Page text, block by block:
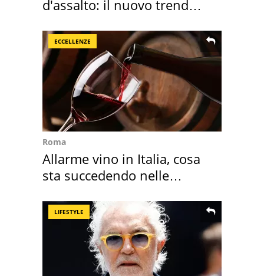
d'assalto: il nuovo trend
ECCELLENZE
Roma
Allarme vino in Italia, cosa
sta succedendo nelle
LIFESTYLE